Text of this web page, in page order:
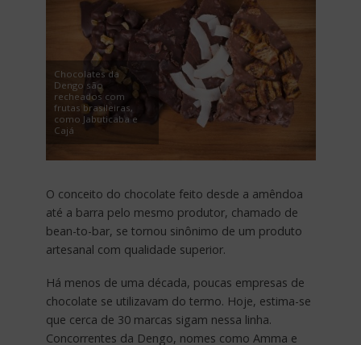
Chocolates da
Dengo são
recheados com
frutas brasileiras,
como Jabuticaba e
Cajá
O conceito do chocolate feito desde a amêndoa
até a barra pelo mesmo produtor, chamado de
bean-to-bar, se tornou sinônimo de um produto
artesanal com qualidade superior.
Há menos de uma década, poucas empresas de
chocolate se utilizavam do termo. Hoje, estima-se
que cerca de 30 marcas sigam nessa linha.
Concorrentes da Dengo, nomes como Amma e